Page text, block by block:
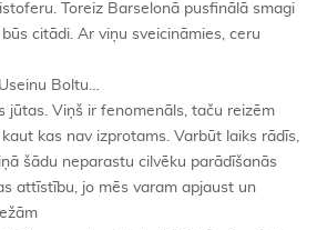
Toreiz Barselonā pusfinālā smagi
citādi. Ar viņu sveicināmies, ceru
Boltu…
jūtas. Viņš ir fenomenāls, taču reizēm
kas nav izprotams. Varbūt laiks rādīs,
šādu neparastu cilvēku parādīšanās
attīstību, jo mēs varam apjaust un